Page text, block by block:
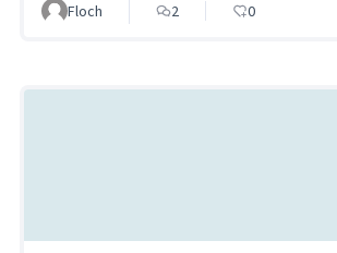
Floch 2 0